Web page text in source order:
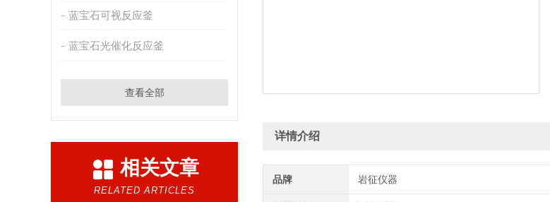
蓝宝石可视反应釜
蓝宝石光催化反应釜
查看全部
相关文章
RELATED ARTICLES
详情介绍
品牌 岩征仪器